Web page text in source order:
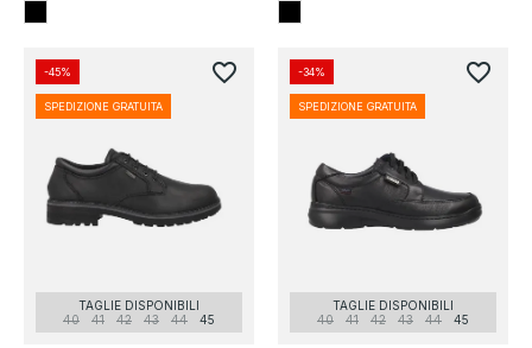
TAGLIE DISPONIBILI
40
41 42 43 44 45
-45%
SPEDIZIONE GRATUITA
favorite_border
TAGLIE DISPONIBILI
40
41 42 43 44 45
-34%
SPEDIZIONE GRATUITA
favorite_border